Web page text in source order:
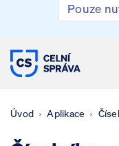
Pouze
Úvod Aplikace